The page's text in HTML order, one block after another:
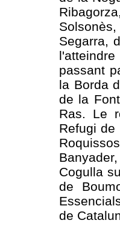
Segarra,
passant
la Borda
de la
Ras. Le
Refugi de
Cogulla
de
de